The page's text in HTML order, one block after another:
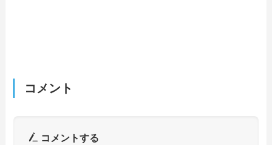
コメント
コメントする